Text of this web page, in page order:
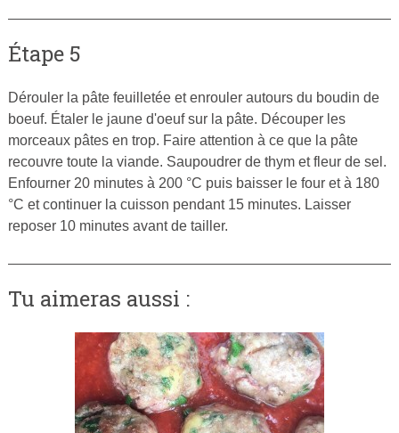
Étape 5
Dérouler la pâte feuilletée et enrouler autours du boudin de
boeuf. Étaler le jaune d'oeuf sur la pâte. Découper les
morceaux pâtes en trop. Faire attention à ce que la pâte
recouvre toute la viande. Saupoudrer de thym et fleur de sel.
Enfourner 20 minutes à 200 °C puis baisser le four et à 180
°C et continuer la cuisson pendant 15 minutes. Laisser
reposer 10 minutes avant de tailler.
Tu aimeras aussi :